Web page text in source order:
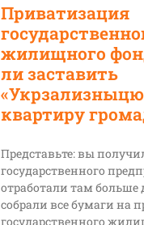
Приватизация
жилищного
ли заставить
квартиру
Представьте: вы
государственного
отработали там больше
собрали все бумаги на
государственного